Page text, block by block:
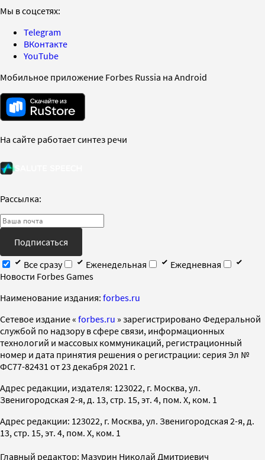
Мы в соцсетях:
Telegram
ВКонтакте
YouTube
Мобильное приложение Forbes Russia на Android
На сайте работает синтез речи
Рассылка:
Подписаться
Все сразу
Еженедельная
Ежедневная
Новости Forbes Games
Наименование издания: forbes.ru
Cетевое издание « forbes.ru » зарегистрировано Федеральной
службой по надзору в сфере связи, информационных
технологий и массовых коммуникаций, регистрационный
номер и дата принятия решения о регистрации: серия Эл №
ФС77-82431 от 23 декабря 2021 г.
Адрес редакции, издателя: 123022, г. Москва, ул.
Звенигородская 2-я, д. 13, стр. 15, эт. 4, пом. X, ком. 1
Адрес редакции: 123022, г. Москва, ул. Звенигородская 2-я, д.
13, стр. 15, эт. 4, пом. X, ком. 1
Главный редактор: Мазурин Николай Дмитриевич